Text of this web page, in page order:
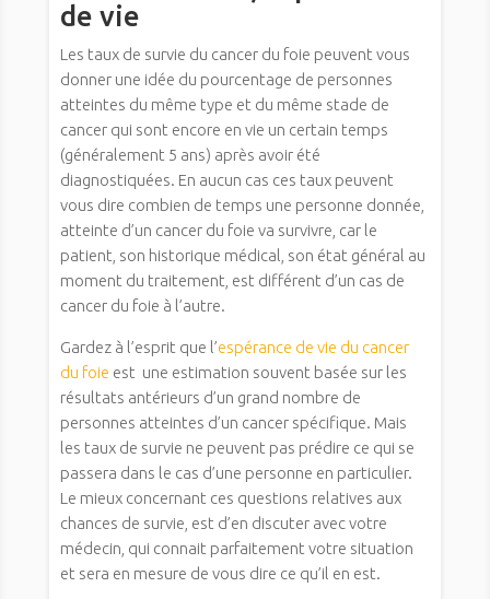
de vie
Les taux de survie du cancer du foie peuvent vous
donner une idée du pourcentage de personnes
atteintes du même type et du même stade de
cancer qui sont encore en vie un certain temps
(généralement 5 ans) après avoir été
diagnostiquées. En aucun cas ces taux peuvent
vous dire combien de temps une personne donnée,
atteinte d’un cancer du foie va survivre, car le
patient, son historique médical, son état général au
moment du traitement, est différent d’un cas de
cancer du foie à l’autre.
Gardez à l’esprit que l’espérance de vie du cancer
du foie est une estimation souvent basée sur les
résultats antérieurs d’un grand nombre de
personnes atteintes d’un cancer spécifique. Mais
les taux de survie ne peuvent pas prédire ce qui se
passera dans le cas d’une personne en particulier.
Le mieux concernant ces questions relatives aux
chances de survie, est d’en discuter avec votre
médecin, qui connait parfaitement votre situation
et sera en mesure de vous dire ce qu’il en est.